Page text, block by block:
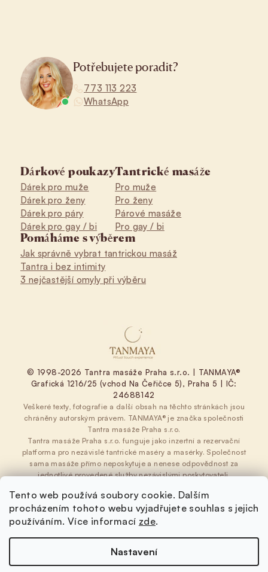
Tento web používá soubory cookie. Dalším
procházením tohoto webu vyjadřujete souhlas s jejich
používáním. Více informací zde.
Nastavení
Potřebujete poradit?
773 113 223
WhatsApp
Dárkové poukazy
Dárek pro muže
Dárek pro ženy
Dárek pro páry
Dárek pro gay / bi
Tantrické masáže
Pro muže
Pro ženy
Párové masáže
Pro gay / bi
Pomáháme s výběrem
Jak správně vybrat tantrickou masáž
Tantra i bez intimity
3 nejčastější omyly při výběru
© 1998-2026 Tantra masáže Praha s.r.o. | TANMAYA®
Grafická 1216/25 (vchod Na Čeřičce 5), Praha 5 | IČ:
24688142
Veškeré texty, fotografie a další obsah na těchto stránkách jsou
chráněny autorským právem. TANMAYA® je značka společnosti
Tantra masáže Praha s.r.o.
Tantra masáže Praha s.r.o. funguje jako inzertní a rezervační
platforma pro nezávislé tantrické maséry a masérky. Společnost
sama masáže přímo neposkytuje a nenese odpovědnost za
jednotlivé provedené služby nezávislými poskytovateli.
Cookies